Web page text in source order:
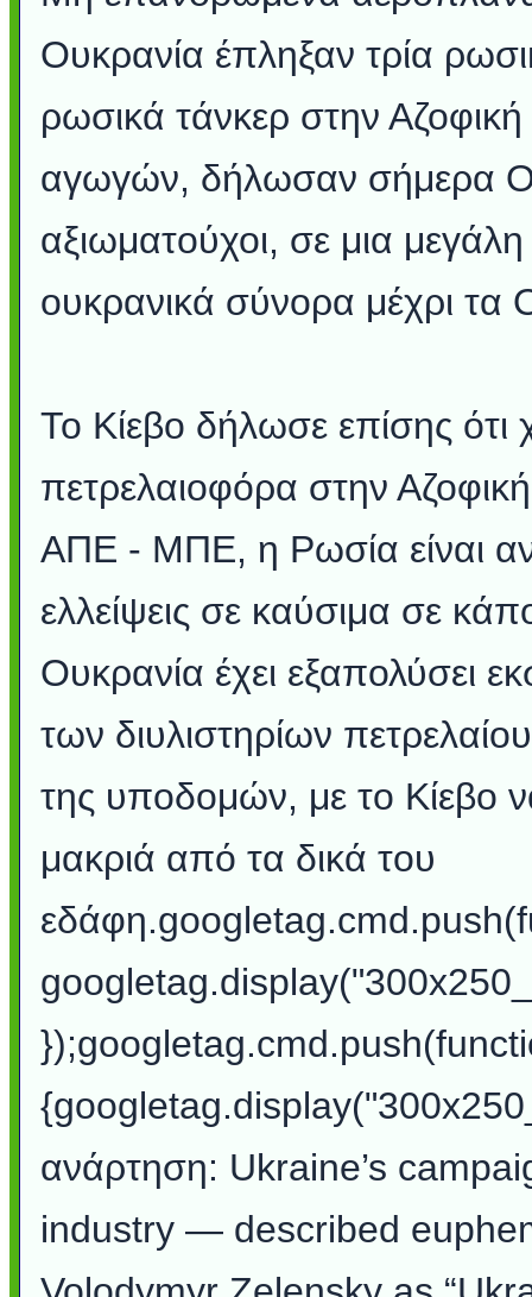
Ουκρανία έπληξαν τρία
ρωσικά τάνκερ στην
αγωγών, δήλωσαν σήμερα
αξιωματούχοι, σε μια
ουκρανικά σύνορα μέχρι τα
Το Κίεβο δήλωσε επίσης ότι
πετρελαιοφόρα στην
ΑΠΕ - ΜΠΕ, η Ρωσία είναι
ελλείψεις σε καύσιμα σε
Ουκρανία έχει εξαπολύσει
των διυλιστηρίων
της υποδομών, με το Κίεβο
μακριά από τα δικά του
ανάρτηση: Ukraine’s
industry — described